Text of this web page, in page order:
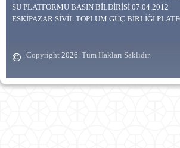
SU PLATFORMU BASIN BİLDİRİSİ 07.04.2012
ESKİPAZAR SİVİL TOPLUM GÜÇ BİRLİĞİ
Copyright 2026 . Tüm Hakları Saklıdır.